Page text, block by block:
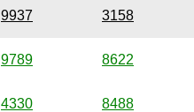
9937 3158
9789 8622
4330 8488